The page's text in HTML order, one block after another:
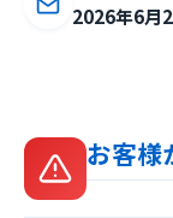
2026年6月
お客様